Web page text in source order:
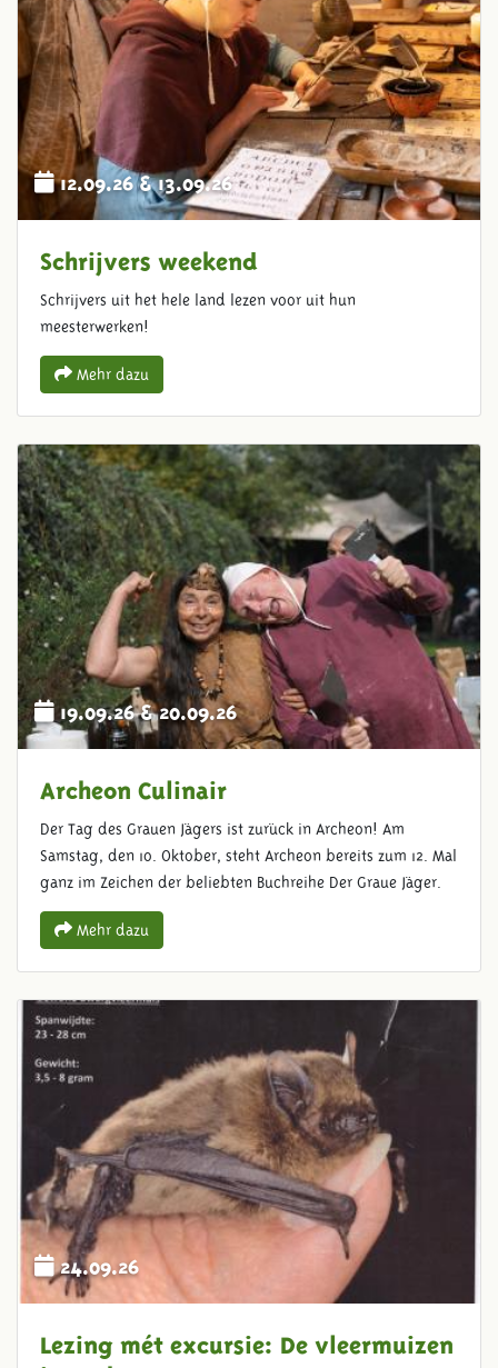
12.09.26 & 13.09.26
Schrijvers weekend
Schrijvers uit het hele land lezen voor uit hun
meesterwerken!
Mehr dazu
19.09.26 & 20.09.26
Archeon Culinair
Der Tag des Grauen Jägers ist zurück in Archeon! Am
Samstag, den 10. Oktober, steht Archeon bereits zum 12. Mal
ganz im Zeichen der beliebten Buchreihe Der Graue Jäger.
Mehr dazu
24.09.26
Lezing mét excursie: De vleermuizen